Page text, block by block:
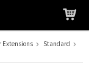
Extensions
Standard